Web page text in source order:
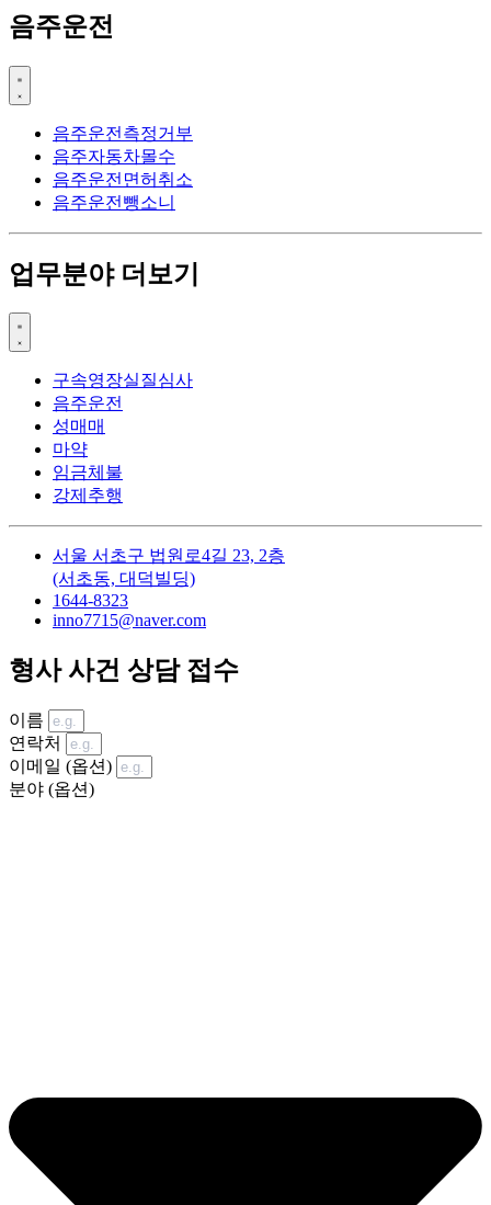
음주운전
음주운전측정거부
음주자동차몰수
음주운전면허취소
음주운전뺑소니
업무분야 더보기
구속영장실질심사
음주운전
성매매
마약
임금체불
강제추행
서울 서초구 법원로4길 23, 2층
(서초동, 대덕빌딩)
1644-8323
inno7715@naver.com
형사 사건 상담 접수
이름
연락처
이메일 (옵션)
분야 (옵션)